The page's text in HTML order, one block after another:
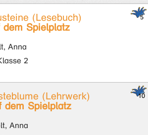
(Lesebuch)
dem Spielplatz
Anna
2
(Lehrwerk)
dem Spielplatz
Anna